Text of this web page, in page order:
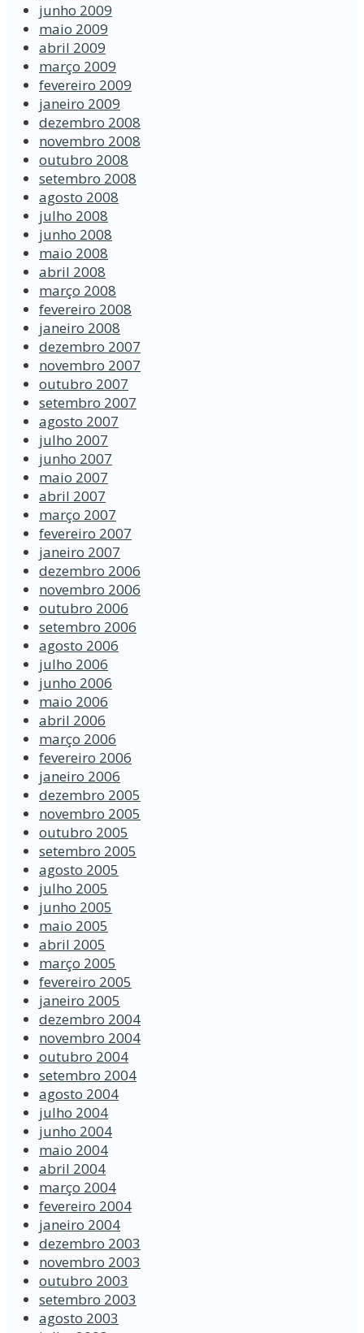
junho 2009
maio 2009
abril 2009
março 2009
fevereiro 2009
janeiro 2009
dezembro 2008
novembro 2008
outubro 2008
setembro 2008
agosto 2008
julho 2008
junho 2008
maio 2008
abril 2008
março 2008
fevereiro 2008
janeiro 2008
dezembro 2007
novembro 2007
outubro 2007
setembro 2007
agosto 2007
julho 2007
junho 2007
maio 2007
abril 2007
março 2007
fevereiro 2007
janeiro 2007
dezembro 2006
novembro 2006
outubro 2006
setembro 2006
agosto 2006
julho 2006
junho 2006
maio 2006
abril 2006
março 2006
fevereiro 2006
janeiro 2006
dezembro 2005
novembro 2005
outubro 2005
setembro 2005
agosto 2005
julho 2005
junho 2005
maio 2005
abril 2005
março 2005
fevereiro 2005
janeiro 2005
dezembro 2004
novembro 2004
outubro 2004
setembro 2004
agosto 2004
julho 2004
junho 2004
maio 2004
abril 2004
março 2004
fevereiro 2004
janeiro 2004
dezembro 2003
novembro 2003
outubro 2003
setembro 2003
agosto 2003